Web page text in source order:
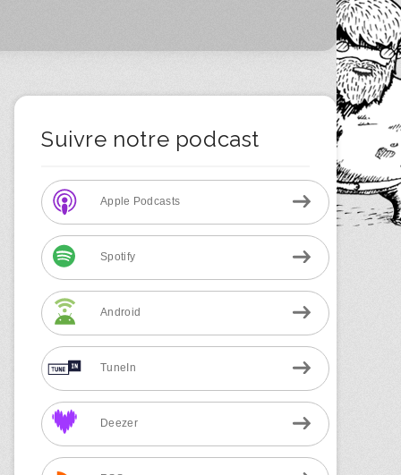
Suivre notre podcast
Apple Podcasts
Spotify
Android
TuneIn
Deezer